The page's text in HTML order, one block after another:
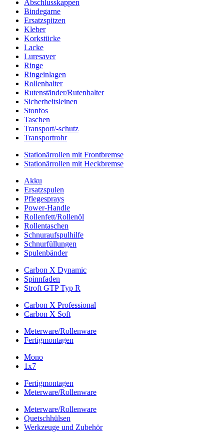
Abschlusskappen
Bindegarne
Ersatzspitzen
Kleber
Korkstücke
Lacke
Luresaver
Ringe
Ringeinlagen
Rollenhalter
Rutenständer/Rutenhalter
Sicherheitsleinen
Stonfos
Taschen
Transport/-schutz
Transportrohr
Stationärrollen mit Frontbremse
Stationärrollen mit Heckbremse
Akku
Ersatzspulen
Pflegesprays
Power-Handle
Rollenfett/Rollenöl
Rollentaschen
Schnuraufspulhilfe
Schnurfüllungen
Spulenbänder
Carbon X Dynamic
Spinnfaden
Stroft GTP Typ R
Carbon X Professional
Carbon X Soft
Meterware/Rollenware
Fertigmontagen
Mono
1x7
Fertigmontagen
Meterware/Rollenware
Meterware/Rollenware
Quetschhülsen
Werkzeuge und Zubehör